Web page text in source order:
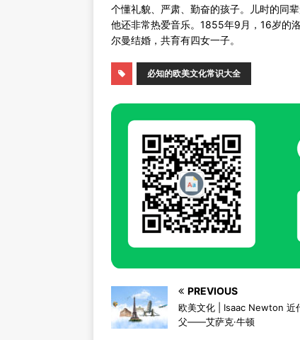
个懂礼貌、严肃、勤奋的孩子。儿时的同
他还非常热爱音乐。1855年9月，16岁的
尔曼结婚，共育有四女一子。
必知的欧美文化常识大全
PREVIOUS
欧美文化 | Isaac Newton 近
父——艾萨克·牛顿